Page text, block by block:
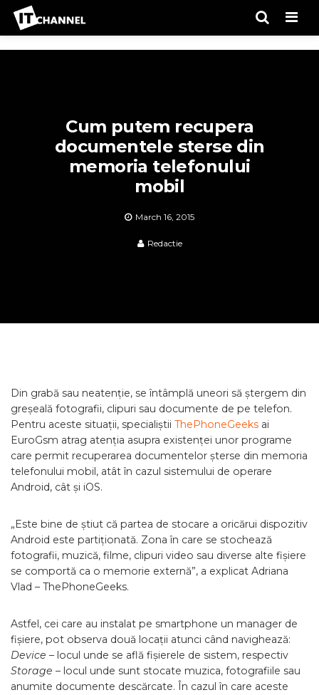
Cum putem recupera
documentele sterse din
memoria telefonului
mobil
March 16, 2015
Redactie
Din grabă sau neatenție, se întâmplă uneori să ștergem din
greșeală fotografii, clipuri sau documente de pe telefon.
Pentru aceste situații, specialiștii ThePhoneGeeks ai
EuroGsm atrag atenția asupra existenței unor programe
care permit recuperarea documentelor șterse din memoria
telefonului mobil, atât în cazul sistemului de operare
Android, cât și iOS.
„Este bine de știut că partea de stocare a oricărui dispozitiv
Android este partiționată. Zona în care se stochează
fotografii, muzică, filme, clipuri video sau diverse alte fișiere
se comportă ca o memorie externă”, a explicat Adriana
Vlad – ThePhoneGeeks.
Astfel, cei care au instalat pe smartphone un manager de
fișiere, pot observa două locații atunci când navighează:
Device – locul unde se află fișierele de sistem, respectiv
Storage – locul unde sunt stocate muzica, fotografiile sau
anumite documente descărcate. În cazul în care aceste